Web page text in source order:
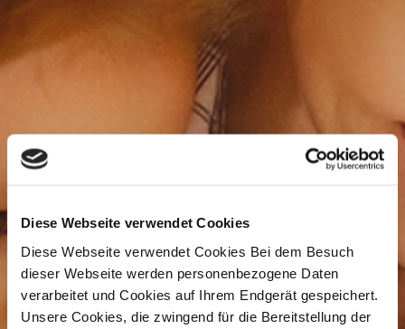
Diese Webseite verwendet Cookies
Diese Webseite verwendet Cookies Bei dem Besuch
dieser Webseite werden personenbezogene Daten
verarbeitet und Cookies auf Ihrem Endgerät gespeichert.
Unsere Cookies, die zwingend für die Bereitstellung der